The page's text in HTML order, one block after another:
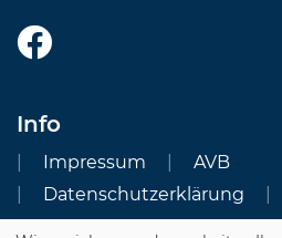
Info
Impressum
AVB
Datenschutzerklärung